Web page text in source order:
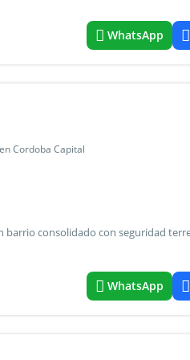
WhatsApp
Cordoba Capital
WhatsApp